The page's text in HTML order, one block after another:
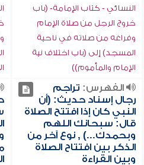
النسائي - كتاب الإمامة- (باب
خروج الرجل من صلاة الإمام
وفراغه من صلاته في ناحية
المسجد) إلى (باب اختلاف نية
الإمام والمأموم))
الفهرس: تراجم
رجال إسناد حديث: (أن
النبي كان إذا افتتح الصلاة
قال: سبحانك اللهم
وبحمدك...) , نوع آخر من
الذكر بين افتتاح الصلاة
وبين القراءة